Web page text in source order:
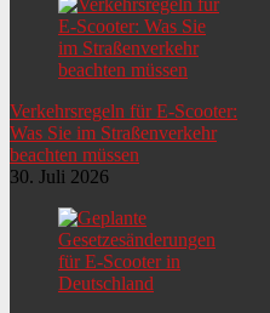
Verkehrsregeln für E-Scooter:
Was Sie im Straßenverkehr
beachten müssen
30. Juli 2026